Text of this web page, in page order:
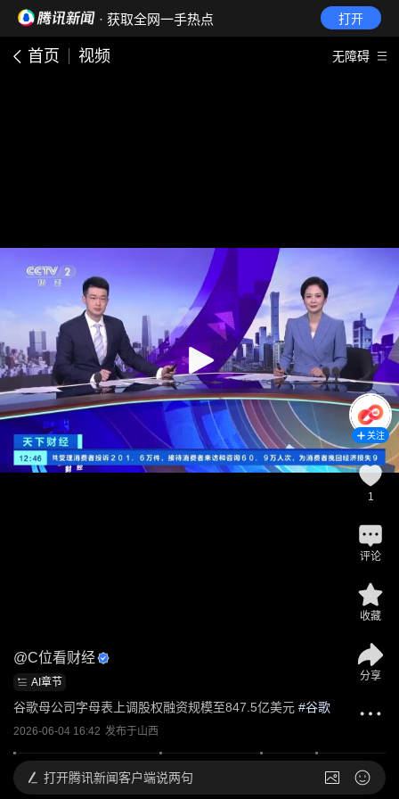
· 获取全网一手热点 打开
首页 视频 无障碍
@C位看财经
AI章节
谷歌母公司字母表上调股权融资规模至847.5亿美元 #谷歌
2026-06-04 16:42 发布于山西
关注
1
评论
收藏
分享
打开腾讯新闻客户端说两句